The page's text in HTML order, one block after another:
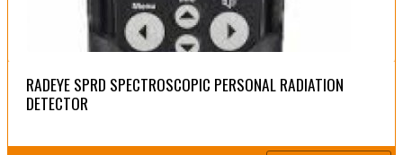
RADEYE SPRD SPECTROSCOPIC PERSONAL RADIATION
DETECTOR